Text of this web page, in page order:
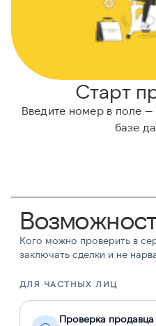
Старт
Введите номер в поле
базе
Кого можно проверить в
заключать сделки и не
ДЛЯ ЧАСТНЫХ ЛИЦ
Проверка продавца